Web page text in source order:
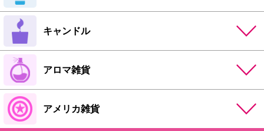
キャンドル
アロマ雑貨
アメリカ雑貨